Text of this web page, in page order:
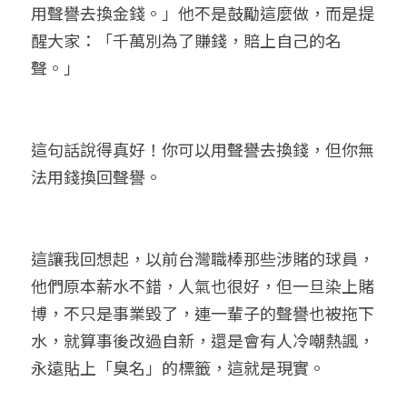
用聲譽去換金錢。」他不是鼓勵這麼做，而是提
醒大家：「千萬別為了賺錢，賠上自己的名
聲。」
這句話說得真好！你可以用聲譽去換錢，但你無
法用錢換回聲譽。
這讓我回想起，以前台灣職棒那些涉賭的球員，
他們原本薪水不錯，人氣也很好，但一旦染上賭
博，不只是事業毀了，連一輩子的聲譽也被拖下
水，就算事後改過自新，還是會有人冷嘲熱諷，
永遠貼上「臭名」的標籤，這就是現實。